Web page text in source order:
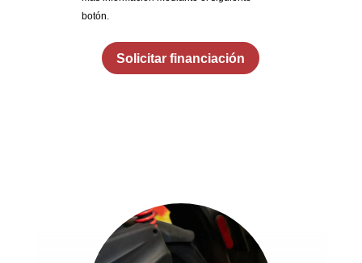
botón.
Solicitar financiación